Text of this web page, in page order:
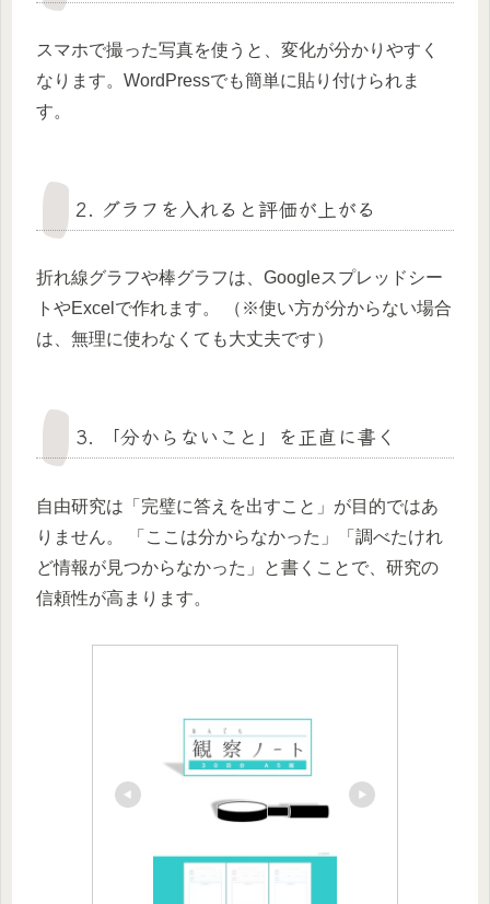
スマホで撮った写真を使うと、変化が分かりやすく
なります。WordPressでも簡単に貼り付けられま
す。
2. グラフを入れると評価が上がる
折れ線グラフや棒グラフは、Googleスプレッドシー
トやExcelで作れます。 （※使い方が分からない場合
は、無理に使わなくても大丈夫です）
3. 「分からないこと」を正直に書く
自由研究は「完璧に答えを出すこと」が目的ではあ
りません。 「ここは分からなかった」「調べたけれ
ど情報が見つからなかった」と書くことで、研究の
信頼性が高まります。